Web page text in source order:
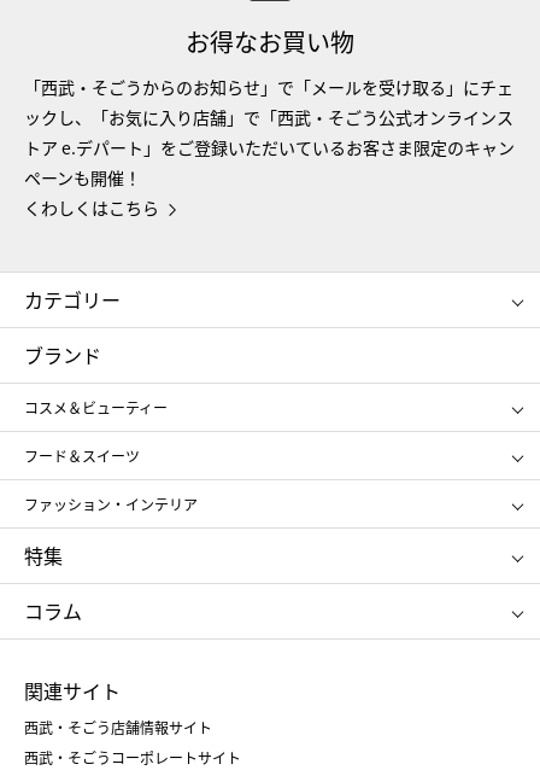
お得なお買い物
「西武・そごうからのお知らせ」で「メールを受け取る」にチェ
ックし、「お気に入り店舗」で「西武・そごう公式オンラインス
トア e.デパート」をご登録いただいているお客さま限定のキャン
ペーンも開催！
くわしくはこちら
カテゴリー
コスメ＆ビューティー
ギフト
レディース
メンズ
スポーツ・アウトドア
お中元
お歳暮
ブランド
コスメ＆ビューティー
SHISEIDO
ポール&ジョー ボーテ
ジルスチュアート
NARS
RMK
クリニーク
SK-Ⅱ
フード＆スイーツ
アンリ・シャルパンティエ
ゴディバ
新宿高野
たねや
ねんりん家
ファッション・インテリア
ポロ ラルフ ローレン
タケオ キクチ
ママ＆キッズ
シュタイフ
特集
お中元
ひな人形
五月人形
父の日
クリスマスケーキ
コラム
菓子折り
和菓子
人気のギフト
関連サイト
西武・そごう店舗情報サイト
西武・そごうコーポレートサイト